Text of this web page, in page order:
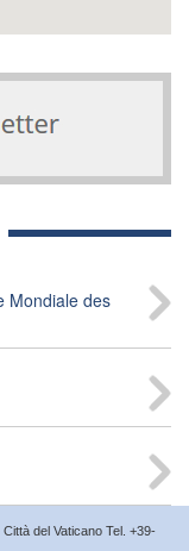
Mondiale des
del Vaticano Tel. +39-